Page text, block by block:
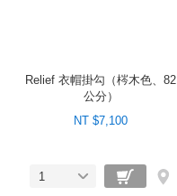
Relief 衣帽掛勾（梣木色、82
公分）
NT $7,100
1